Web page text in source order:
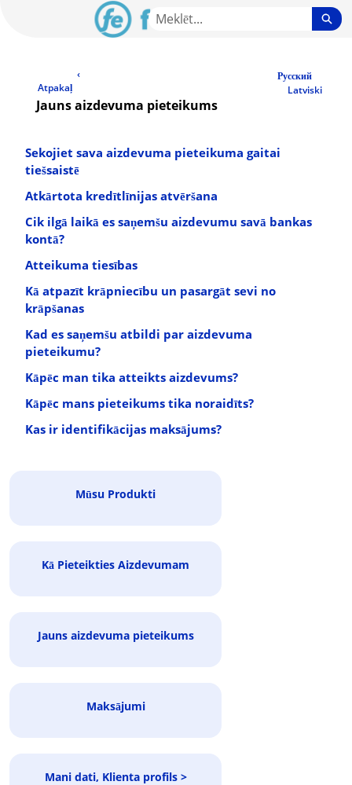
‹
Atpakaļ
Русский
Latviski
Jauns aizdevuma pieteikums
Sekojiet sava aizdevuma pieteikuma gaitai
tiešsaistē
Atkārtota kredītlīnijas atvēršana
Cik ilgā laikā es saņemšu aizdevumu savā bankas
kontā?
Atteikuma tiesības
Kā atpazīt krāpniecību un pasargāt sevi no
krāpšanas
Kad es saņemšu atbildi par aizdevuma
pieteikumu?
Kāpēc man tika atteikts aizdevums?
Kāpēc mans pieteikums tika noraidīts?
Kas ir identifikācijas maksājums?
Mūsu Produkti
Kā Pieteikties Aizdevumam
Jauns aizdevuma pieteikums
Maksājumi
Mani dati, Klienta profils >